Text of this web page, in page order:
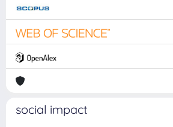
social impact